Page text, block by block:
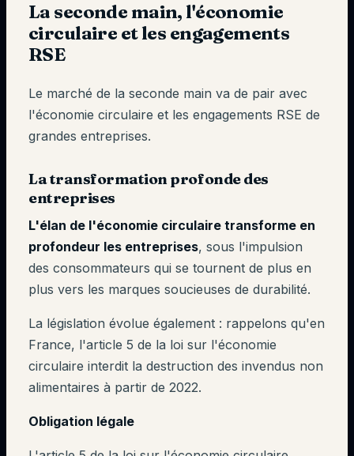
La seconde main, l'économie
circulaire et les engagements
RSE
Le marché de la seconde main va de pair avec
l'économie circulaire et les engagements RSE de
grandes entreprises.
La transformation profonde des
entreprises
L'élan de l'économie circulaire transforme en
profondeur les entreprises, sous l'impulsion
des consommateurs qui se tournent de plus en
plus vers les marques soucieuses de durabilité.
La législation évolue également : rappelons qu'en
France, l'article 5 de la loi sur l'économie
circulaire interdit la destruction des invendus non
alimentaires à partir de 2022.
Obligation légale